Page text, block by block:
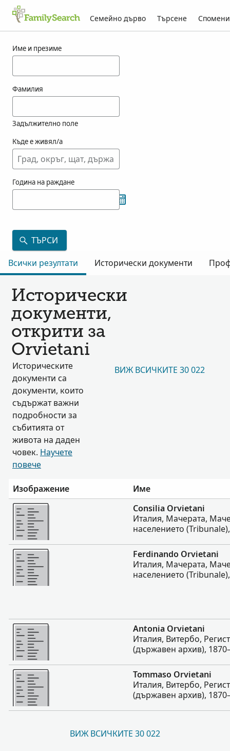
Семейно дърво Търсене Спомени
Име и презиме
Фамилия
Задължително поле
Къде е живял/а
Година на раждане
ТЪРСИ
Всички резултати
Исторически документи
Исторически
документи,
открити за
Orvietani
Историческите
документи са
документи, които
съдържат важни
подробности за
събитията от
живота на даден
човек. Научете
повече
ВИЖ ВСИЧКИТЕ 30 022
Изображение
Име
Повече
Consilia Orvietani
Италия, Мачерата,
населението
Повече
Ferdinando Orvietani
Италия, Мачерата,
населението
Повече
Antonia Orvietani
Италия, Витербо,
(държавен архив),
Повече
Tommaso Orvietani
Италия, Витербо,
(държавен архив),
ВИЖ ВСИЧКИТЕ 30 022